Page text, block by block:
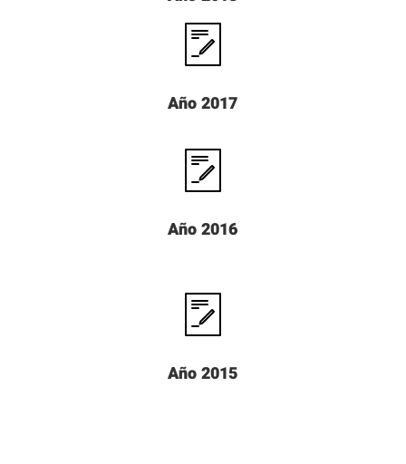
Año 2017
Año 2016
Año 2015